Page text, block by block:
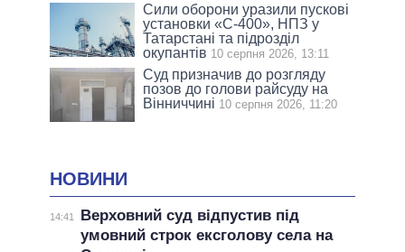
Сили оборони уразили пускові
установки «С-400», НПЗ у
Татарстані та підрозділ
окупантів 10 серпня 2026, 13:11
Суд призначив до розгляду
позов до голови райсуду на
Вінниччині 10 серпня 2026, 11:20
НОВИНИ
14:41
Верховний суд відпустив під
умовний строк ексголову села на